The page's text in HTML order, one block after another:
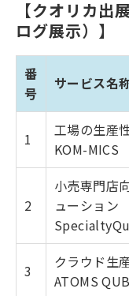
【クオリカ出
ログ展示）】
番
号
サービス名
1
工場の生産
KOM-MICS
2
小売専門店
ューション
3
クラウド生
ATOMS